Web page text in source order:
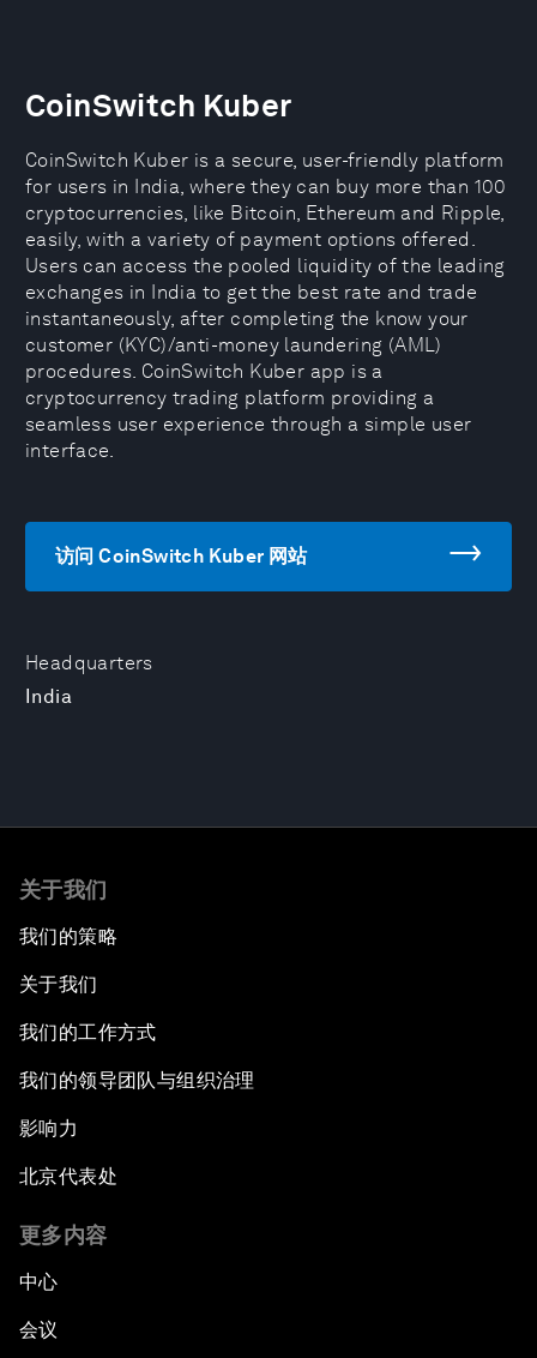
Headquarters
India
CoinSwitch Kuber
CoinSwitch Kuber is a secure, user-friendly platform
for users in India, where they can buy more than 100
cryptocurrencies, like Bitcoin, Ethereum and Ripple,
easily, with a variety of payment options offered.
Users can access the pooled liquidity of the leading
exchanges in India to get the best rate and trade
instantaneously, after completing the know your
customer (KYC)/anti-money laundering (AML)
procedures. CoinSwitch Kuber app is a
cryptocurrency trading platform providing a
seamless user experience through a simple user
interface.
访问 CoinSwitch Kuber 网站
关于我们
我们的策略
关于我们
我们的工作方式
我们的领导团队与组织治理
影响力
北京代表处
更多内容
中心
会议